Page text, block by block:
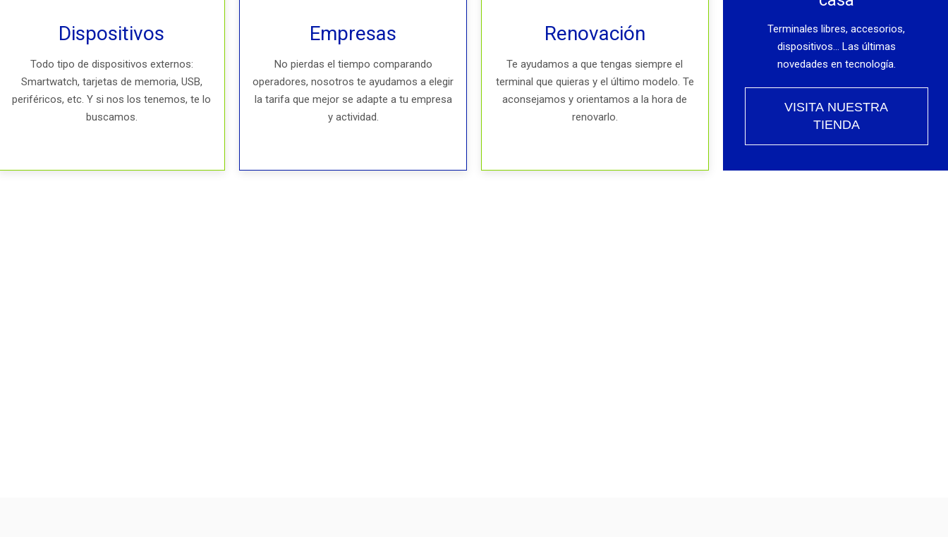
Dispositivos
Todo tipo de dispositivos externos:
Smartwatch, tarjetas de memoria, USB,
periféricos, etc. Y si nos los tenemos, te lo
buscamos.
Empresas
No pierdas el tiempo comparando
operadores, nosotros te ayudamos a elegir
la tarifa que mejor se adapte a tu empresa
y actividad.
Renovación
Te ayudamos a que tengas siempre el
terminal que quieras y el último modelo. Te
aconsejamos y orientamos a la hora de
renovarlo.
Terminales libres, accesorios,
dispositivos… Las últimas
novedades en tecnología.
VISITA NUESTRA
TIENDA